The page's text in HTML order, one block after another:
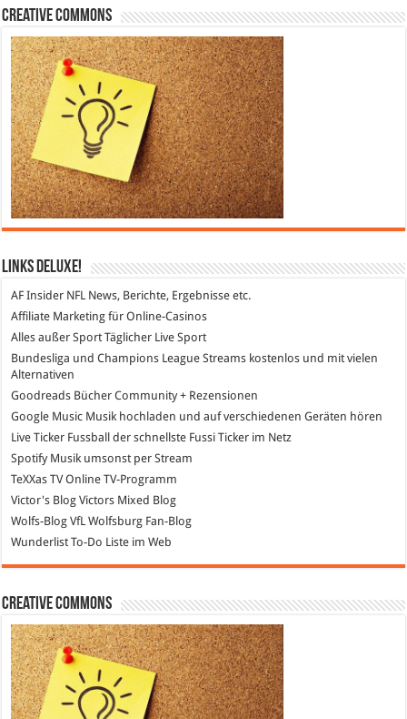
Creative Commons
Links DeLuXe!
AF Insider NFL News, Berichte, Ergebnisse etc.
Affiliate Marketing für Online-Casinos
Alles außer Sport Täglicher Live Sport
Bundesliga und Champions League Streams kostenlos und mit vielen
Alternativen
Goodreads Bücher Community + Rezensionen
Google Music Musik hochladen und auf verschiedenen Geräten hören
Live Ticker Fussball der schnellste Fussi Ticker im Netz
SpotifyMusik umsonst per Stream
TeXXas TVOnline TV-Programm
Victor's Blog Victors Mixed Blog
Wolfs-Blog VfL Wolfsburg Fan-Blog
Wunderlist To-Do Liste im Web
Creative Commons